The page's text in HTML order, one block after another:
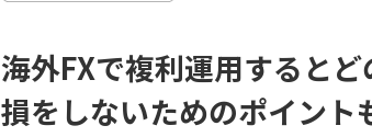
海外FXで複利運用すると
損をしないためのポイント